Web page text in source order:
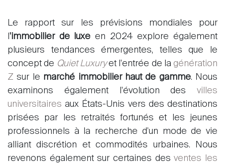
Le rapport sur les prévisions mondiales pour
'immobilier de luxe en 2024 explore également
plusieurs tendances émergentes, telles que le
concept de Quiet Luxuryet l'entrée de la génération
Z sur le marché immobilier haut de gamme. Nous
examinons également l'évolution des villes
universitaires aux États-Unis vers des destinations
prisées par les retraités fortunés et les jeunes
professionnels à la recherche d'un mode de vie
alliant discrétion et commodités urbaines. Nous
revenons également sur certaines desventes les